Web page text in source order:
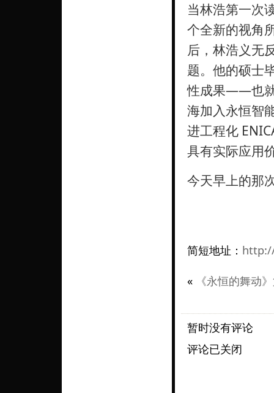
当林浩第一次
个全新的视角
后，林浩义无
题。他的硕士
性成果——也就
海加入永恒智
进工程化
具有实际应用
今天早上的那
简短地址：
« 《永恒的舞动
暂时没有评论
评论已关闭